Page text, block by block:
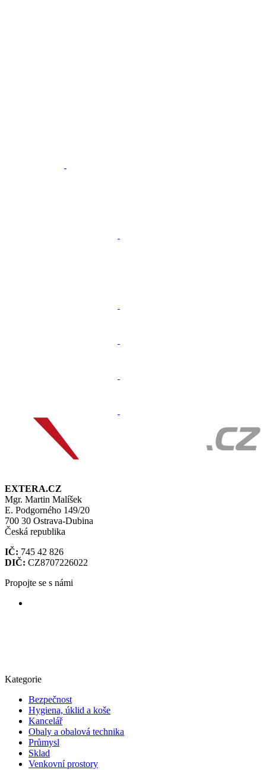
EXTERA.CZ
Mgr. Martin Malíšek
E. Podgorného 149/20
700 30 Ostrava-Dubina
Česká republika
IČ: 745 42 826
DIČ: CZ8707226022
Propojte se s námi
Kategorie
Bezpečnost
Hygiena, úklid a koše
Kancelář
Obaly a obalová technika
Průmysl
Sklad
Venkovní prostory